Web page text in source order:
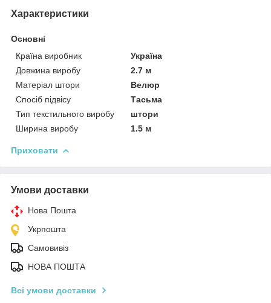
Характеристики
Основні
Країна виробник
Україна
Довжина виробу
2.7 м
Матеріал штори
Велюр
Спосіб підвісу
Тасьма
Тип текстильного виробу
штори
Ширина виробу
1.5 м
Приховати
Умови доставки
Нова Пошта
Укрпошта
Самовивіз
НОВА ПОШТА
Всі умови доставки